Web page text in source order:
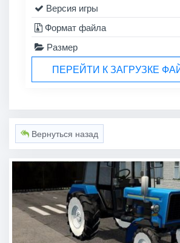
Версия игры
Формат файла
Размер
ПЕРЕЙТИ К ЗАГРУЗКЕ
Вернуться назад